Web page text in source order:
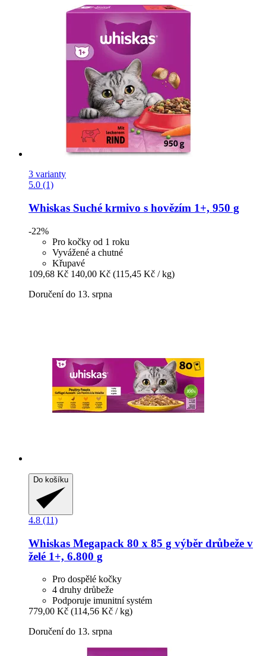
3 varianty
5.0 (1)
Whiskas Suché krmivo s hovězím 1+, 950 g
-22%
Pro kočky od 1 roku
Vyvážené a chutné
Křupavé
109,68 Kč 140,00 Kč (115,45 Kč / kg)
Doručení do 13. srpna
Do košíku
4.8 (11)
Whiskas Megapack 80 x 85 g výběr drůbeže v
želé 1+, 6.800 g
Pro dospělé kočky
4 druhy drůbeže
Podporuje imunitní systém
779,00 Kč (114,56 Kč / kg)
Doručení do 13. srpna